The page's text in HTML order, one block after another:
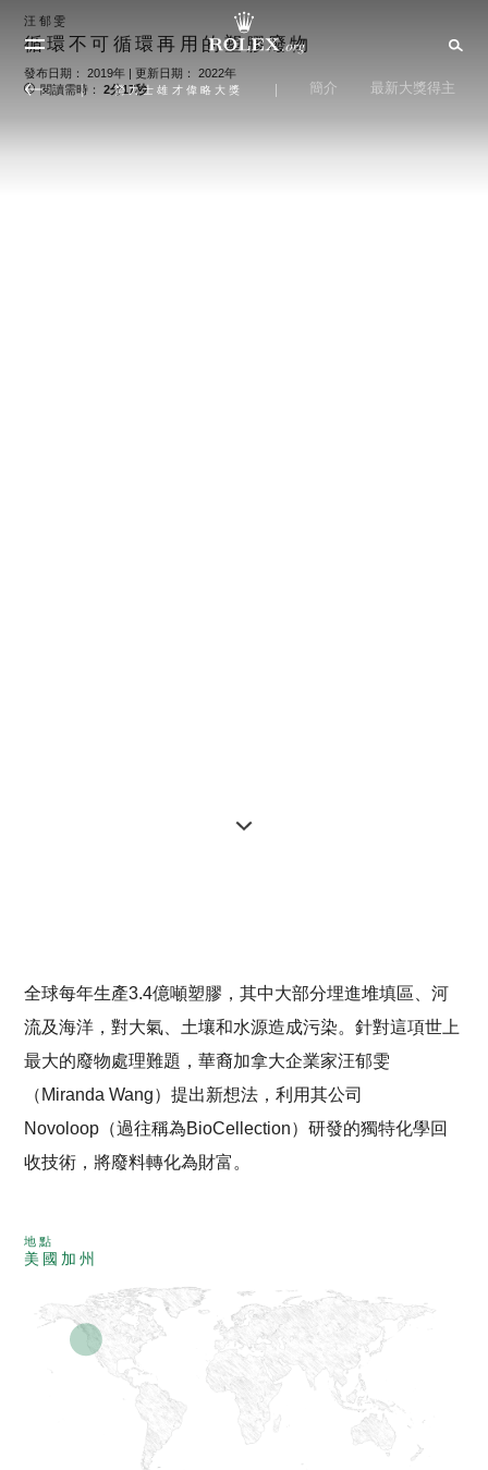
勞力士雄才偉略大獎 簡介 最新大獎得主
汪郁雯
循環不可循環再用的塑膠廢物
發布日期： 2019年 | 更新日期： 2022年
閱讀需時：
2分17秒
全球每年生產3.4億噸塑膠，其中大部分埋進堆填區、河
流及海洋，對大氣、土壤和水源造成污染。針對這項世上
最大的廢物處理難題，華裔加拿大企業家汪郁雯
（Miranda Wang）提出新想法，利用其公司
Novoloop（過往稱為BioCellection）研發的獨特化學回
收技術，將廢料轉化為財富。
地點
美國加州